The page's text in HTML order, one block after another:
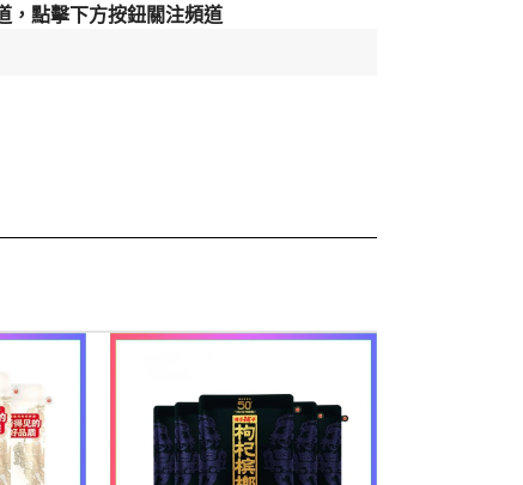
，點擊下方按鈕關注頻道